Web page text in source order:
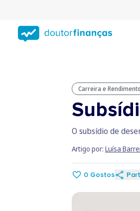
conteúdo
principal
Carreira e
O subsídio de
Artigo por: Luísa
0 Gostos